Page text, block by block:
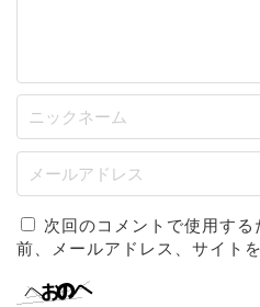
次回のコメントで使用す
前、メールアドレス、サイト